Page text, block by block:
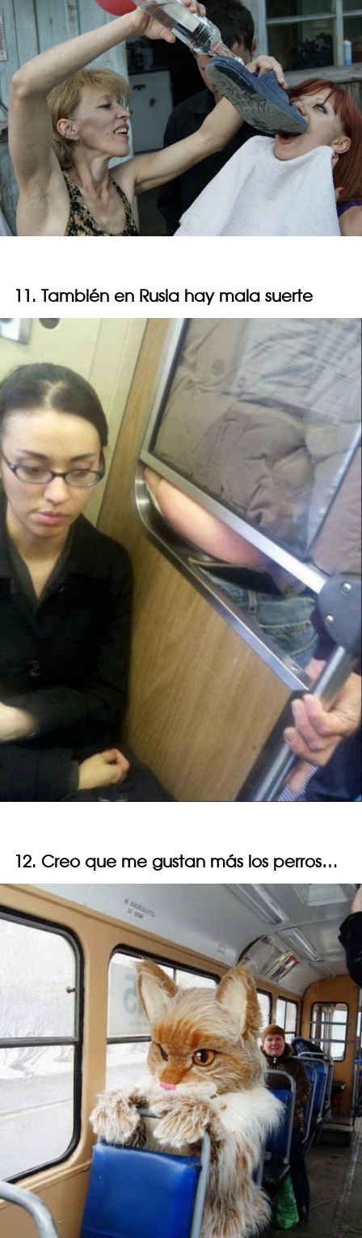
11. También en Rusia hay mala suerte
12. Creo que me gustan más los perros…